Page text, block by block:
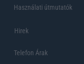
Használati útmutatók
Hirek
Telefon Árak